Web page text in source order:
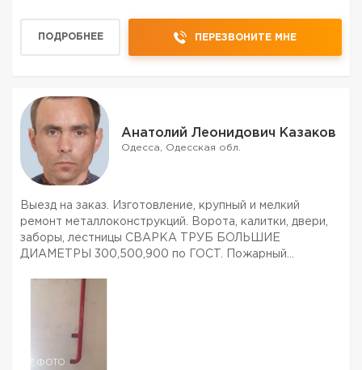
в п...
ПОДРОБНЕЕ ПЕРЕЗВОНИТЕ МНЕ
Анатолий Леонидович Казаков
Одесса, Одесская обл.
Выезд на заказ. Изготовление, крупный и мелкий
ремонт металлоконструкций. Ворота, калитки, двери,
заборы, лестницы СВАРКА ТРУБ БОЛЬШИЕ
ДИАМЕТРЫ 300,500,900 по ГОСТ. Пожарный
7 ФОТО